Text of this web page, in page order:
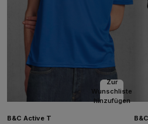
Zur
Wunschliste
hinzufügen
B&C Active T